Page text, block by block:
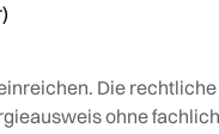
Die rechtliche
ohne